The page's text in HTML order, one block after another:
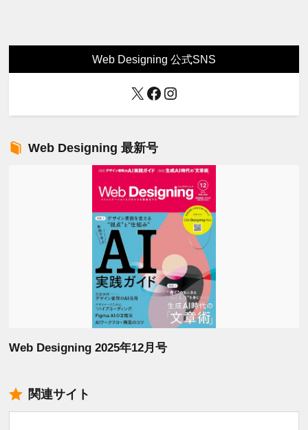
Web Designing 公式SNS
X Facebook
Instagram
Web Designing 最新号
Web Designing 2025年12月号
関連サイト